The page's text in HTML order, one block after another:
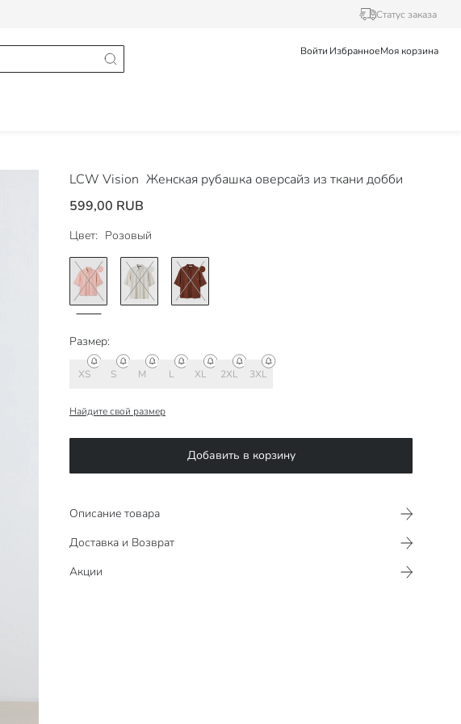
Статус заказа
Войти ИзбранноеМоя корзина
LCW Vision Женская рубашка оверсайз из ткани добби
599,00 RUB
Цвет: Розовый
Размер:
XS S M L XL 2XL 3XL
Найдите свой размер
Добавить в корзину
Описание товара
Доставка и Возврат
Акции